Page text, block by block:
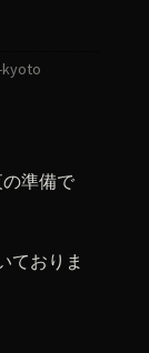
準備で
ておりま